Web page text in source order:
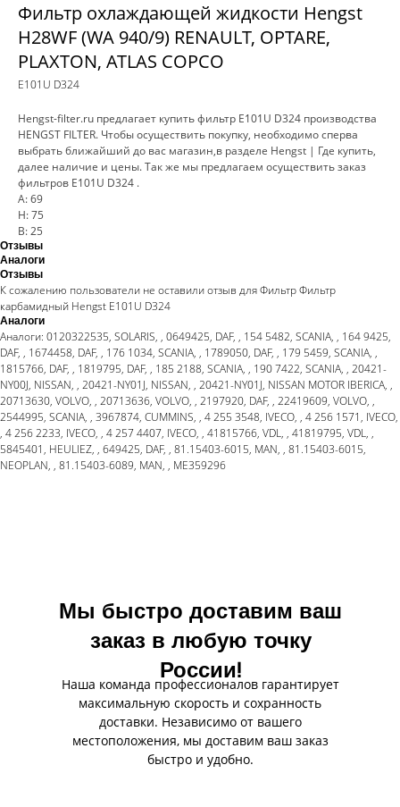
Фильтр охлаждающей жидкости Hengst
H28WF (WA 940/9) RENAULT, OPTARE,
PLAXTON, ATLAS COPCO
E101U D324
Hengst-filter.ru предлагает купить фильтр E101U D324 производства
HENGST FILTER. Чтобы осуществить покупку, необходимо сперва
выбрать ближайший до вас магазин,в разделе Hengst | Где купить,
далее наличие и цены. Так же мы предлагаем осуществить заказ
фильтров E101U D324 .
A: 69
H: 75
B: 25
Отзывы
Аналоги
Отзывы
К сожалению пользователи не оставили отзыв для Фильтр Фильтр
карбамидный Hengst E101U D324
Аналоги
Аналоги: 0120322535, SOLARIS, , 0649425, DAF, , 154 5482, SCANIA, , 164 9425,
DAF, , 1674458, DAF, , 176 1034, SCANIA, , 1789050, DAF, , 179 5459, SCANIA, ,
1815766, DAF, , 1819795, DAF, , 185 2188, SCANIA, , 190 7422, SCANIA, , 20421-
NY00J, NISSAN, , 20421-NY01J, NISSAN, , 20421-NY01J, NISSAN MOTOR IBERICA, ,
20713630, VOLVO, , 20713636, VOLVO, , 2197920, DAF, , 22419609, VOLVO, ,
2544995, SCANIA, , 3967874, CUMMINS, , 4 255 3548, IVECO, , 4 256 1571, IVECO,
, 4 256 2233, IVECO, , 4 257 4407, IVECO, , 41815766, VDL, , 41819795, VDL, ,
5845401, HEULIEZ, , 649425, DAF, , 81.15403-6015, MAN, , 81.15403-6015,
NEOPLAN, , 81.15403-6089, MAN, , ME359296
Мы быстро доставим ваш
заказ в любую точку
России!
Наша команда профессионалов гарантирует
максимальную скорость и сохранность
доставки. Независимо от вашего
местоположения, мы доставим ваш заказ
быстро и удобно.